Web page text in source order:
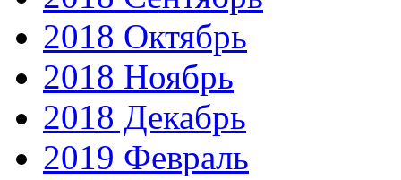
2018 Октябрь
2018 Ноябрь
2018 Декабрь
2019 Февраль